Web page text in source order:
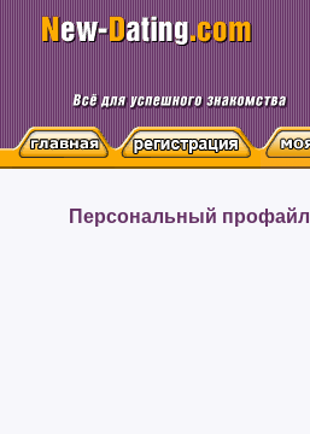
Персональный профайл